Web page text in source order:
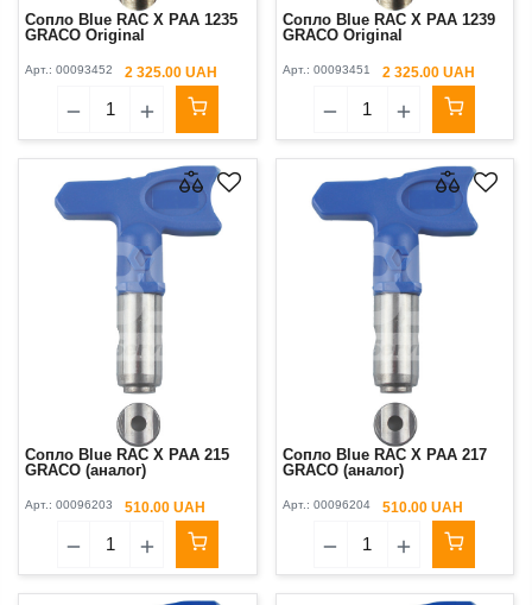
Сопло Blue RAC X PAA 1235
GRACO Original
Арт.: 00093452 2 325.00 UAH
Сопло Blue RAC X PAA 1239
GRACO Original
Арт.: 00093451 2 325.00 UAH
Сопло Blue RAC X PAA 215
GRACO (аналог)
Арт.: 00096203 510.00 UAH
Сопло Blue RAC X PAA 217
GRACO (аналог)
Арт.: 00096204 510.00 UAH